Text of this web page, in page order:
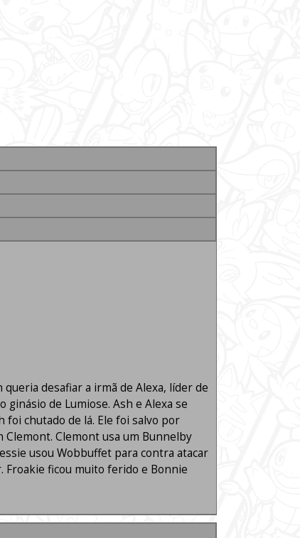
desafiar a irmã de Alexa, líder de
ginásio de Lumiose. Ash e Alexa se
foi chutado de lá. Ele foi salvo por
Clemont. Clemont usa um Bunnelby
usou Wobbuffet para contra atacar
Froakie ficou muito ferido e Bonnie